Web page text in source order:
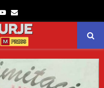
Youtube
Email